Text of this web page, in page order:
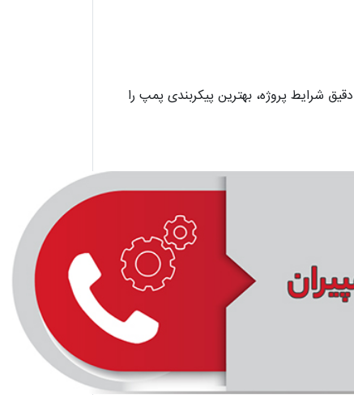
شرایط پروژه، بهترین پیکربندی پمپ را